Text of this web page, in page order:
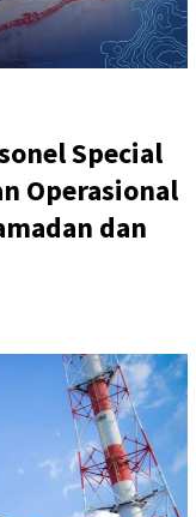
Special
Operasional
dan